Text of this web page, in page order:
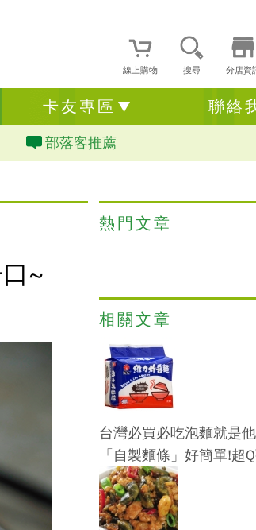
線上購物 搜尋 分店資
卡友專區 聯絡
部落客推薦
~
熱門文章
相關文章
台灣必買必吃泡麵就是
「自製麵條」好簡單!超